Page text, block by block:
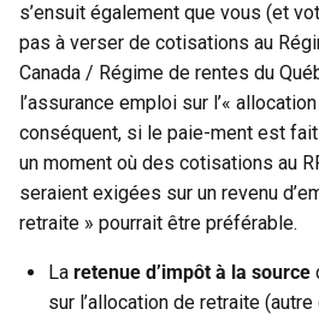
s’ensuit également que vous (et
pas à verser de cotisations au
Canada / Régime de rentes du
l’assurance emploi sur l’«
conséquent, si le paie-ment est
un moment où des cotisations au
seraient exigées sur un revenu
retraite » pourrait être préférable.
La retenue d’impôt à la source
sur l’allocation de retraite